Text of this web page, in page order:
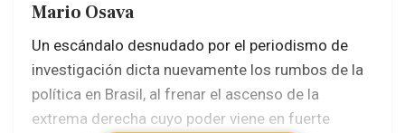
Mario Osava
Un escándalo desnudado por el periodismo de
investigación dicta nuevamente los rumbos de la
política en Brasil, al frenar el ascenso de la
extrema derecha cuyo poder viene en fuerte